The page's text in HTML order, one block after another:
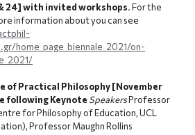
24] with invited workshops. For the
information about you can see
home_page_biennale_2021/on-
of Practical Philosophy [November
following Keynote SpeakersProfessor
for Philosophy of Education, UCL
Professor Maughn Rollins